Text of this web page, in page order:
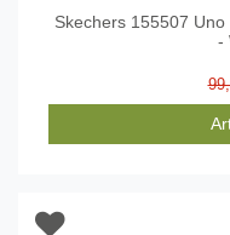
Skechers 155507
-